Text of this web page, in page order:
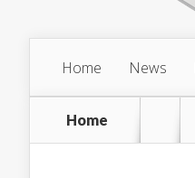
Home News
Home